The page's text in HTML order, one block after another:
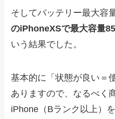
そしてバッテリー最大容
のiPhoneXSで最大容量
いう結果でした。
基本的に「状態が良い＝
ありますので、なるべく
iPhone（Bランク以上）